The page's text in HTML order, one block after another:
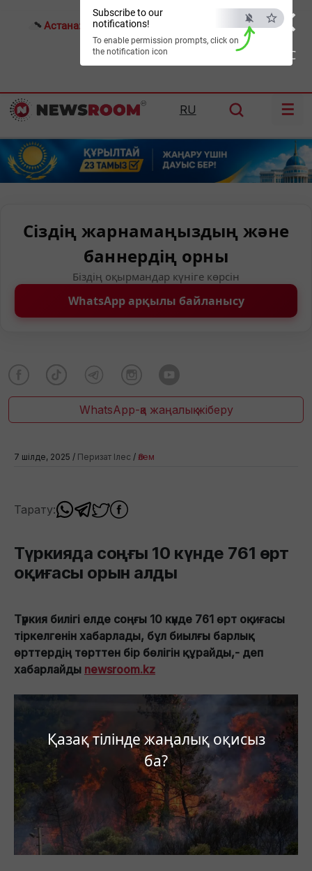
×
ESC
Қазақ тілінде жаңалық оқисыз
ба?
Subscribe to our
notifications!
To enable permission prompts, click on
the notification icon
Астана: 26°C Алматы: Шымкент:37°C
RU ☰
Сіздің жарнамаңыздың және
баннердің орны
Біздің оқырмандар күніге көрсін
WhatsApp арқылы байланысу
WhatsApp-қа жаңалық жіберу
7 шілде, 2025 / Перизат Ілес / Әлем
Тарату:
Түркияда соңғы 10 күнде 761 өрт
оқиғасы орын алды
Түркия билігі елде соңғы 10 күнде 761 өрт оқиғасы
тіркелгенін хабарлады, бұл биылғы барлық
өрттердің төрттен бір бөлігін құрайды,- деп
хабарлайды newsroom.kz